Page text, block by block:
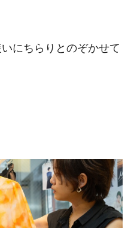
にちらりとのぞかせて